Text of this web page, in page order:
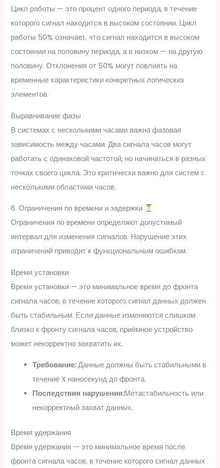
Цикл работы — это процент одного периода, в течение
которого сигнал находится в высоком состоянии. Цикл
работы 50% означает, что сигнал находится в высоком
состоянии на половину периода, а в низком — на другую
половину. Отклонения от 50% могут повлиять на
временные характеристики конкретных логических
элементов.
Выравнивание фазы
В системах с несколькими часами важна фазовая
зависимость между часами. Два сигнала часов могут
работать с одинаковой частотой, но начинаться в разных
точках своего цикла. Это критически важно для систем с
несколькими областями часов.
6. Ограничения по времени и задержки
Ограничения по времени определяют допустимый
интервал для изменения сигналов. Нарушение этих
ограничений приводит к функциональным ошибкам.
Время установки
Время установки — это минимальное время до фронта
сигнала часов, в течение которого сигнал данных должен
быть стабильным. Если данные изменяются слишком
близко к фронту сигнала часов, приёмное устройство
может некорректно захватить их.
Требование:Данные должны быть стабильными в
течение X наносекунд до фронта.
Последствия нарушения:Метастабильность или
некорректный захват данных.
Время удержания
Время удержания — это минимальное время после
фронта сигнала часов, в течение которого сигнал данных